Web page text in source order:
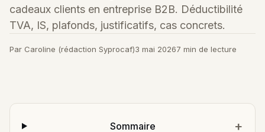
cadeaux clients en entreprise B2B. Déductibilité
TVA, IS, plafonds, justificatifs, cas concrets.
Par Caroline (rédaction Syprocaf)3 mai 20267 min de lecture
Sommaire